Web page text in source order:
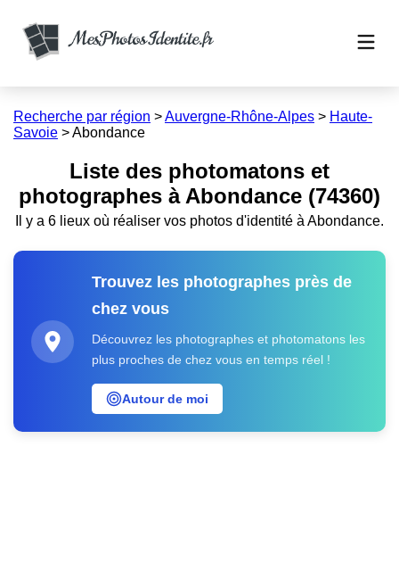
Recherche par région >Auvergne-Rhône-Alpes > Haute-
Savoie >Abondance
Liste des photomatons et
photographes à Abondance (74360)
Il y a 6 lieux où réaliser vos photos d'identité à Abondance.
Trouvez les photographes près de
chez vous
Découvrez les photographes et photomatons les
plus proches de chez vous en temps réel !
Autour de moi